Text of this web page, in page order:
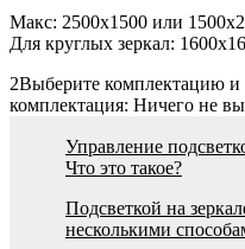
Макс: 2500х1500 или
Для круглых зеркал:
2Выберите комплектацию и
комплектация: Ничего не
Управление
Что это такое?
Подсветкой на
несколькими